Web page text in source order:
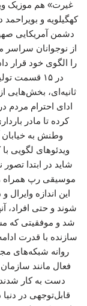
غیرت» هم موزیک
کهگیلویه و
دشمن آمریکایی
از نوجوانان
را الگوی خود قرار
در ۱۵ قسمت
ثانیه‌ای، بخش‌هایی
ادای احترام مردم
کرده تا مادر
وطنش به
ویدئوهای لگویی
شاید در ابتدا
موسیقی رپ همراه
این اندازه
شوند و حتی افراد،
شد و موفقیتی که
سازنده با قدرت
فعال مانند
دست به کار شدند
قابل‌توجهی در